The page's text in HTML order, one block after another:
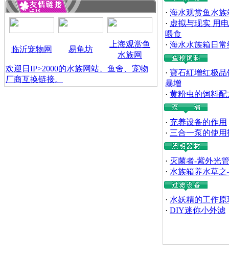
临沂宠物网 易龟坊
上海观赏鱼
水族网
欢迎日IP>2000的水族网站、鱼舍、宠物
厂商互换链接。
· 海水观赏鱼水族
· 虚拟与现实 用
喂食
· 海水水族箱日常
· 寶石紅增红极品
暴增
· 黄粉虫的饲料配
· 充养设备的作用
· 三合一泵的使用
· 灭菌者-紫外光管
· 水族箱养水草
· 水妖精的工作原
· DIY迷你小外滤